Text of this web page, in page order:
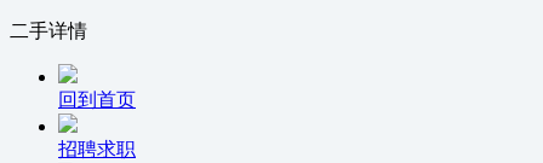
二手详情
回到首页
招聘求职